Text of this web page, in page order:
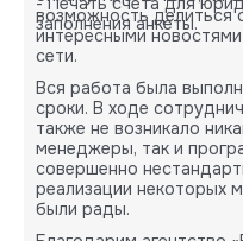
заполнения анкеты.
возможность делиться
интересными
сети.
Вся работа была
сроки. В ходе
также не возникало
менеджеры, так и
совершенно
реализации некоторых
были рады.